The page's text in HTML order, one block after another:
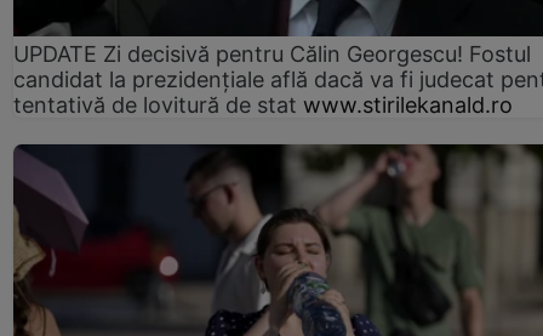
UPDATE Zi decisivă pentru Călin Georgescu! Fostul
candidat la prezidențiale află dacă va fi judecat
tentativă de lovitură de stat www.stirilekanald.ro